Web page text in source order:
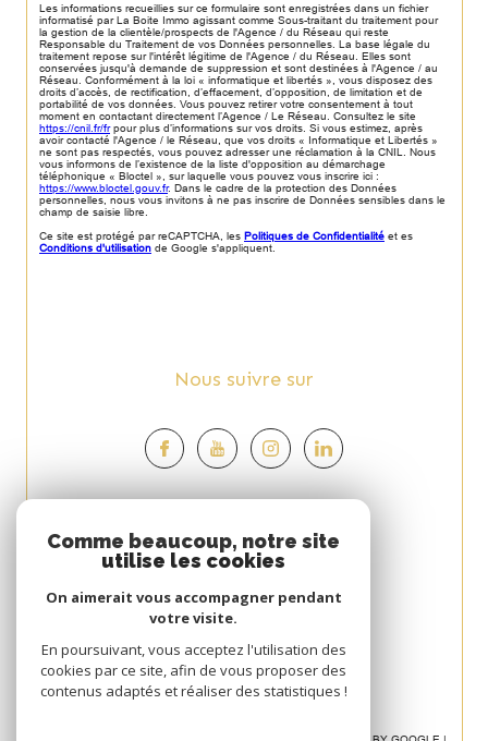
Les informations recueillies sur ce formulaire sont enregistrées dans un fichier
informatisé par La Boite Immo agissant comme Sous-traitant du traitement pour
la gestion de la clientèle/prospects de l'Agence / du Réseau qui reste
Responsable du Traitement de vos Données personnelles. La base légale du
traitement repose sur l'intérêt légitime de l'Agence / du Réseau. Elles sont
conservées jusqu'à demande de suppression et sont destinées à l'Agence / au
Réseau. Conformément à la loi « informatique et libertés », vous disposez des
droits d’accès, de rectification, d’effacement, d’opposition, de limitation et de
portabilité de vos données. Vous pouvez retirer votre consentement à tout
moment en contactant directement l’Agence / Le Réseau. Consultez le site
https://cnil.fr/frpour plus d’informations sur vos droits. Si vous estimez, après
avoir contacté l'Agence / le Réseau, que vos droits « Informatique et Libertés »
ne sont pas respectés, vous pouvez adresser une réclamation à la CNIL. Nous
vous informons de l’existence de la liste d'opposition au démarchage
téléphonique « Bloctel », sur laquelle vous pouvez vous inscrire ici :
https://www.bloctel.gouv.fr. Dans le cadre de la protection des Données
personnelles, nous vous invitons à ne pas inscrire de Données sensibles dans le
champ de saisie libre.
Ce site est protégé par reCAPTCHA, les Politiques de Confidentialité et es
Conditions d'utilisation de Google s'appliquent.
Nous suivre sur
Espace
PROPRIÉTAIRE
Se connecter
Avis
CLIENT
Comme beaucoup, notre site
utilise les cookies
On aimerait vous accompagner pendant
votre visite.
En poursuivant, vous acceptez l'utilisation des
cookies par ce site, afin de vous proposer des
contenus adaptés et réaliser des statistiques !